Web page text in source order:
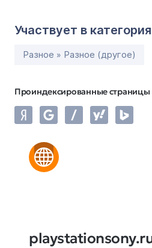
Участвует в
Разное » Разное (другое)
Проиндексированные страницы